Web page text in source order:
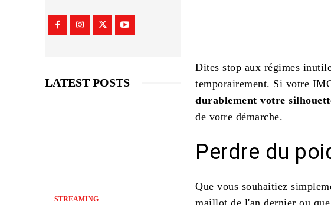
LATEST POSTS
STREAMING
Dites stop aux régimes
temporairement. Si votre
durablement votre
de votre démarche.
Perdre du
Que vous souhaitiez